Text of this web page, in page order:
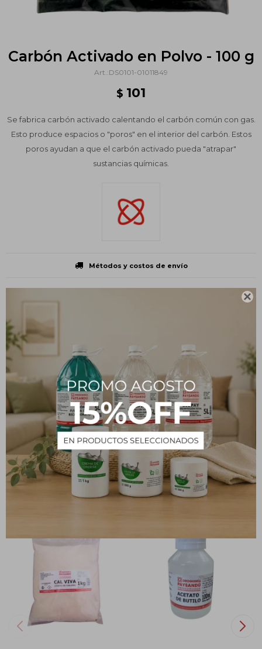

Carbón Activado en Polvo - 100 g
DS0101-01011849
$ 101
Se fabrica carbón activado calentando el carbón común con gas.
Esto produce espacios o "poros" en el interior del carbón. Estos
poros ayudan a que el carbón activado pueda "atrapar"
sustancias químicas.
Métodos y costos de envío
Descripción
Carbón Activado en Polvo
PRODUCTOS QUE TE PUEDEN INTERESAR